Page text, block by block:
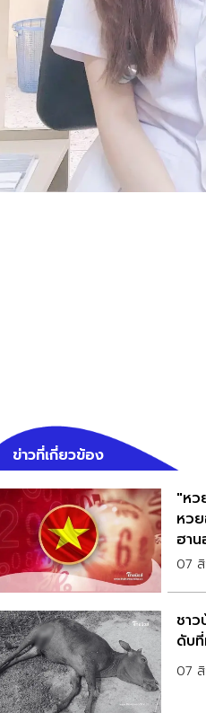
ข่าวที่เกี่ยวข้อง
"ห
หว
ฮา
07
ชา
ดับ
07